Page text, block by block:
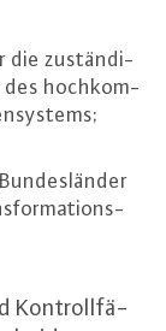
die zu­stän­di­
des hoch­kom­
Kon­troll­fä­